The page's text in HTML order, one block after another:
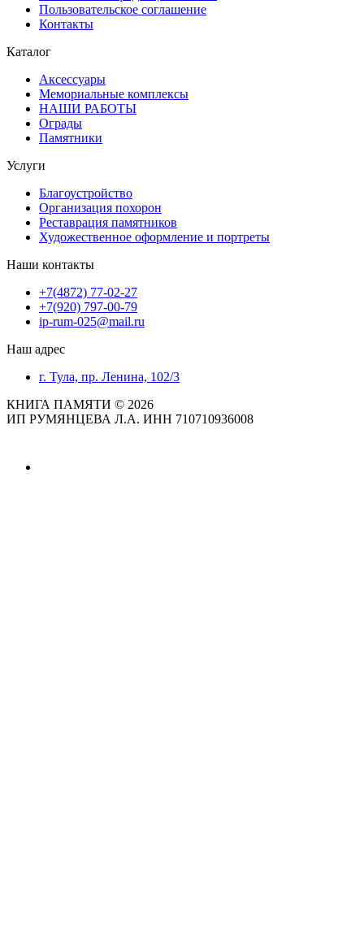
Пользовательское соглашение
Контакты
Каталог
Аксессуары
Мемориальные комплексы
НАШИ РАБОТЫ
Ограды
Памятники
Услуги
Благоустройство
Организация похорон
Реставрация памятников
Художественное оформление и портреты
Наши контакты
+7(4872) 77-02-27
+7(920) 797-00-79
ip-rum-025@mail.ru
Наш адрес
г. Тула, пр. Ленина, 102/3
КНИГА ПАМЯТИ © 2026
ИП РУМЯНЦЕВА Л.А. ИНН 710710936008